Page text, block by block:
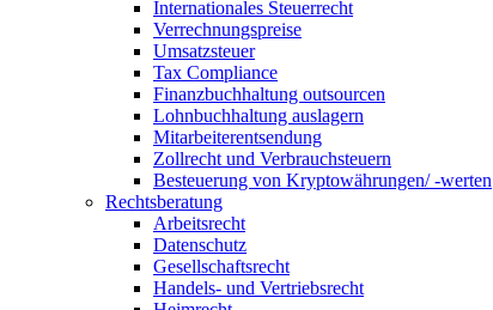
Internationales Steuerrecht
Verrechnungspreise
Umsatzsteuer
Tax Compliance
Finanzbuchhaltung outsourcen
Lohnbuchhaltung auslagern
Mitarbeiterentsendung
Zollrecht und Verbrauchsteuern
Besteuerung von Kryptowährungen/ -werten
Rechtsberatung
Arbeitsrecht
Datenschutz
Gesellschaftsrecht
Handels- und Vertriebsrecht